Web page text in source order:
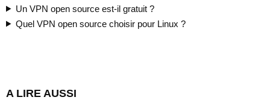
Un VPN open source est-il gratuit ?
Quel VPN open source choisir pour Linux ?
A LIRE AUSSI